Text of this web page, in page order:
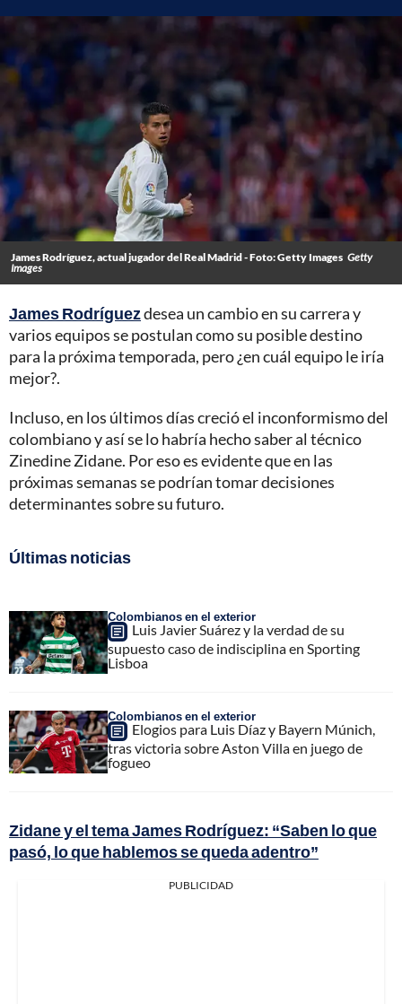
James Rodríguez, actual jugador del Real Madrid - Foto: Getty Images Getty
Images
James Rodríguezdesea un cambio en su carrera y
varios equipos se postulan como su posible destino
para la próxima temporada, pero ¿en cuál equipo le iría
mejor?.
Incluso, en los últimos días creció el inconformismo del
colombiano y así se lo habría hecho saber al técnico
Zinedine Zidane. Por eso es evidente que en las
próximas semanas se podrían tomar decisiones
determinantes sobre su futuro.
Últimas noticias
Colombianos en el exterior
Luis Javier Suárez y la verdad de su
supuesto caso de indisciplina en Sporting
Lisboa
Colombianos en el exterior
Elogios para Luis Díaz y Bayern Múnich,
tras victoria sobre Aston Villa en juego de
fogueo
Zidane y el tema James Rodríguez: “Saben lo que
pasó, lo que hablemos se queda adentro”
PUBLICIDAD